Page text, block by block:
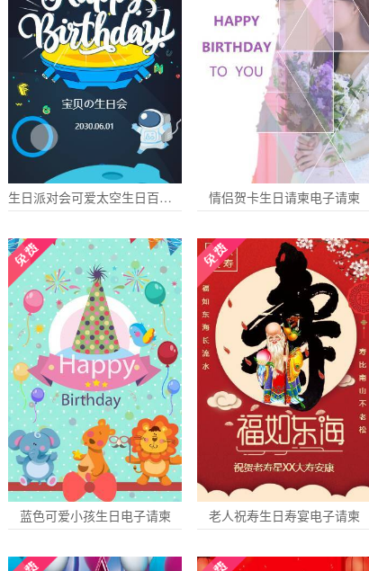
生日派对会可爱太空生日百天电子请柬 情侣贺卡生日请柬电子请柬
蓝色可爱小孩生日电子请柬 老人祝寿生日寿宴电子请柬